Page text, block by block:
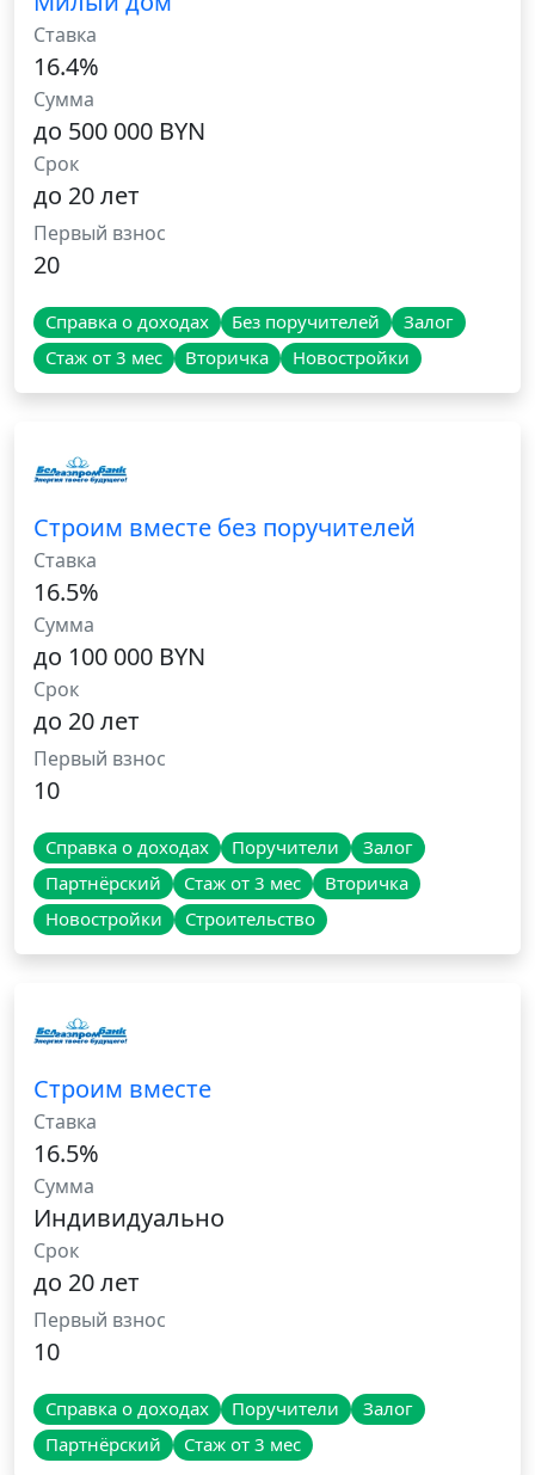
Ставка
16.4%
Сумма
до 500 000 BYN
Срок
до 20 лет
Первый взнос
20
Справка о доходах Без поручителей
Залог
Стаж от 3 мес
Вторичка Новостройки
Строим вместе без поручителей
Ставка
16.5%
Сумма
до 100 000 BYN
Срок
до 20 лет
Первый взнос
10
Справка о доходах Поручители
Залог
Партнёрский
Стаж от 3 мес
Вторичка
Новостройки
Строительство
Строим вместе
Ставка
16.5%
Сумма
Индивидуально
Срок
до 20 лет
Первый взнос
10
Справка о доходах Поручители
Залог
Партнёрский
Стаж от 3 мес